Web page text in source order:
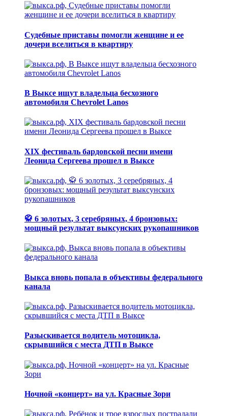
Судебные приставы помогли женщине и ее
дочери вселиться в квартиру
В Выксе ищут владельца бесхозного
автомобиля Chevrolet Lanos
XIX фестиваль бардовской песни имени
Леонида Сергеева прошел в Выксе
🥋 6 золотых, 3 серебряных, 4 бронзовых:
мощный результат выксунских рукопашников
Выкса вновь попала в объективы федерального
канала
Разыскивается водитель мотоцикла,
скрывшийся с места ДТП в Выксе
Ночной «концерт» на ул. Красные Зори